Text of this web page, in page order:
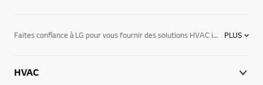
Faites confiance à LG pour vous fournir des solutions HVAC innovantes. La pompe à chaleur air-eau réversible LG Split R32 vous assure chauffage, climatisation et eau chaude sanitaire si besoin. La pompe air-eau R32 de LG fait partie de la gamme THERMA V Split. Contactez-nous pour trouver la solution la plus adaptée à vos besoins. PLUS
HVAC